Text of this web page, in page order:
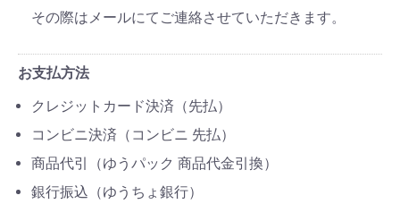
その際はメールにてご連絡させていただきます。
お支払方法
クレジットカード決済（先払）
コンビニ決済（コンビニ 先払）
商品代引（ゆうパック 商品代金引換）
銀行振込（ゆうちょ銀行）